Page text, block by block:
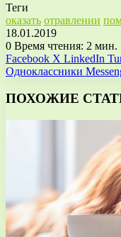
Теги
оказать отравлении
18.01.2019
0 Время чтения: 2 мин.
Facebook X LinkedIn
Одноклассники
ПОХОЖИЕ